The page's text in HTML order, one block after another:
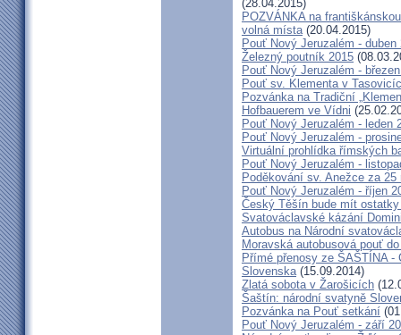
(28.04.2015)
POZVÁNKA na
volná místa(20.04.2015)
Pouť Nový Jeruzalém - duben
Železný poutník 2015
Pouť Nový Jeruzalém -
Pouť sv. Klementa v
Pozvánka na Tradiční
Hofbauerem ve Vídni
Pouť Nový Jeruzalém - leden
Pouť Nový Jeruzalém -
Virtuální prohlídka římských
Pouť Nový Jeruzalém -
Poděkování sv. Anežce za 25
Pouť Nový Jeruzalém - říjen
Český Těšín bude mít
Svatováclavské kázání
Autobus na Národní
Moravská autobusová pouť
Přímé přenosy ze ŠAŠTÍNA -
Slovenska(15.09.2014)
Zlatá sobota v Žarošicích
Šaštín: národní svatyně
Pozvánka na Pouť setkání
Pouť Nový Jeruzalém - září